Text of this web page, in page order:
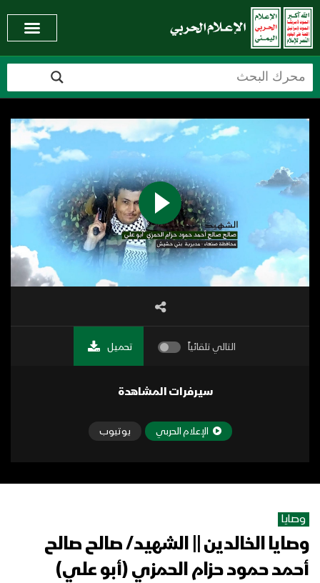
التالي تلقائياً تحميل
سيرفرات المشاهدة
الإعلام الحربي يوتيوب
وصايا
وصايا الخالدين || الشهيد/ صالح صالح
أحمد حمود حزام الحمزي (أبو علي)